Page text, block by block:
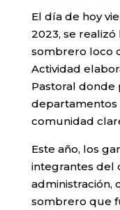
El día de hoy
2023, se
sombrero loco
Actividad
Pastoral donde
departamentos
comunidad
Este año, los
integrantes del
administración,
sombrero que